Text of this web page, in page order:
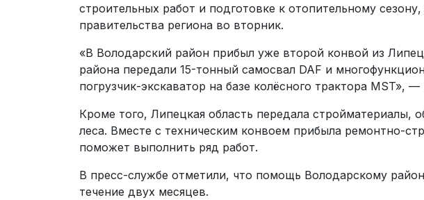
строительных работ и подготовке к отопительному
правительства региона во вторник.
«В Володарский район прибыл уже второй конвой из
района передали 15-тонный самосвал DAF и
погрузчик-экскаватор на базе колёсного трактора MST»,
Кроме того, Липецкая область передала стройматериалы,
леса. Вместе с техническим конвоем прибыла ремонтно-
поможет выполнить ряд работ.
В пресс-службе отметили, что помощь Володарскому
течение двух месяцев.